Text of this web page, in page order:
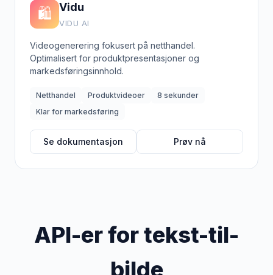
🛍️ Vidu
VIDU AI
Videogenerering fokusert på netthandel.
Optimalisert for produktpresentasjoner og
markedsføringsinnhold.
Netthandel Produktvideoer
8 sekunder
Klar for markedsføring
Se dokumentasjon Prøv nå
API-er for tekst-til-
bilde